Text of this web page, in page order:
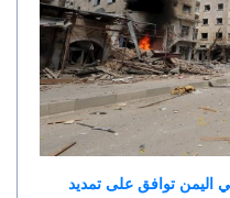
اليمن توافق على تمديد